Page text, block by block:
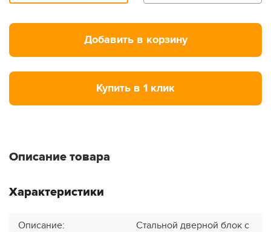
Добавить в корзину
Купить в 1 клик
Описание товара
Характеристики
Описание:
Стальной дверной блок с